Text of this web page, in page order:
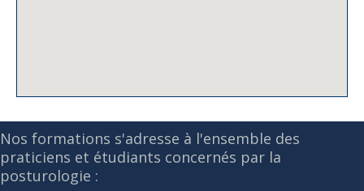
Nos formations s'adresse à l'ensemble des
praticiens et étudiants concernés par la
posturologie :